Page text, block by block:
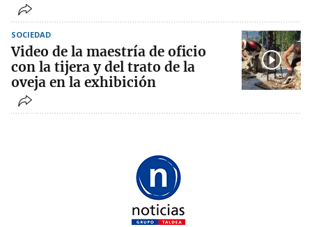
SOCIEDAD
Video de la maestría de oficio
con la tijera y del trato de la
oveja en la exhibición